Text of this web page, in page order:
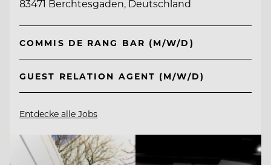
83471 Berchtesgaden, Deutschland
COMMIS DE RANG BAR (M/W/D)
GUEST RELATION AGENT (M/W/D)
Entdecke alle Jobs